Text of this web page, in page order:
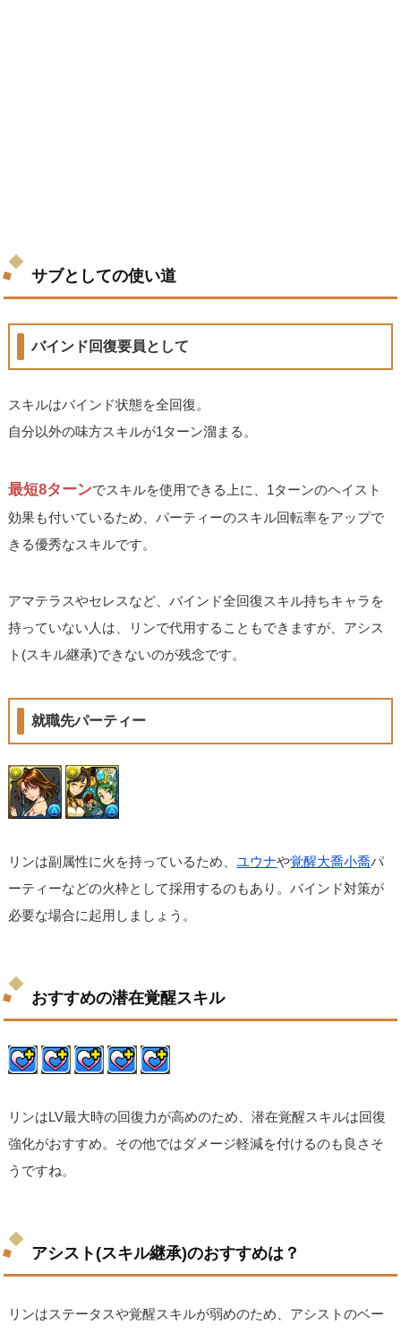
サブとしての使い道
バインド回復要員として
スキルはバインド状態を全回復。
自分以外の味方スキルが1ターン溜まる。
最短8ターンでスキルを使用できる上に、1ターンのヘイスト
効果も付いているため、パーティーのスキル回転率をアップで
きる優秀なスキルです。
アマテラスやセレスなど、バインド全回復スキル持ちキャラを
持っていない人は、リンで代用することもできますが、アシス
ト(スキル継承)できないのが残念です。
就職先パーティー
リンは副属性に火を持っているため、ユウナや覚醒大喬小喬パ
ーティーなどの火枠として採用するのもあり。バインド対策が
必要な場合に起用しましょう。
おすすめの潜在覚醒スキル
リンはLV最大時の回復力が高めのため、潜在覚醒スキルは回復
強化がおすすめ。その他ではダメージ軽減を付けるのも良さそ
うですね。
アシスト(スキル継承)のおすすめは？
リンはステータスや覚醒スキルが弱めのため、アシストのベー